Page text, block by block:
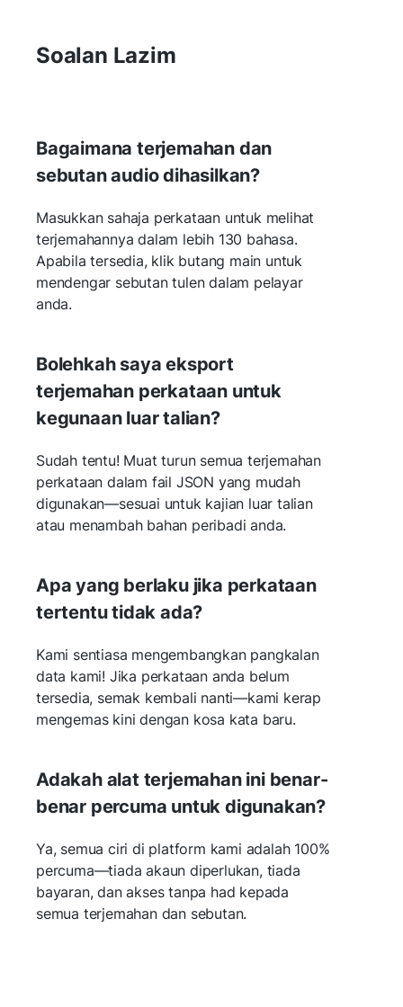
Soalan Lazim
Bagaimana terjemahan dan
sebutan audio dihasilkan?
Masukkan sahaja perkataan untuk melihat
terjemahannya dalam lebih 130 bahasa.
Apabila tersedia, klik butang main untuk
mendengar sebutan tulen dalam pelayar
anda.
Bolehkah saya eksport
terjemahan perkataan untuk
kegunaan luar talian?
Sudah tentu! Muat turun semua terjemahan
perkataan dalam fail JSON yang mudah
digunakan—sesuai untuk kajian luar talian
atau menambah bahan peribadi anda.
Apa yang berlaku jika perkataan
tertentu tidak ada?
Kami sentiasa mengembangkan pangkalan
data kami! Jika perkataan anda belum
tersedia, semak kembali nanti—kami kerap
mengemas kini dengan kosa kata baru.
Adakah alat terjemahan ini benar-
benar percuma untuk digunakan?
Ya, semua ciri di platform kami adalah 100%
percuma—tiada akaun diperlukan, tiada
bayaran, dan akses tanpa had kepada
semua terjemahan dan sebutan.